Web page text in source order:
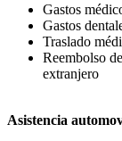
Gastos
Gastos
Traslado
Reembolso
extranjero
Asistencia